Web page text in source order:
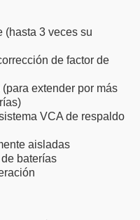
(hasta 3 veces su
de factor de
extender por más
VCA de respaldo
aisladas
baterías